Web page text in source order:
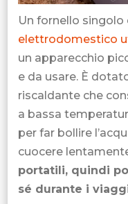
Un fornello singolo
elettrodomestico
un apparecchio
e da usare. È
riscaldante che
a bassa
per far bollire
cuocere
portatili, quindi
sé durante i